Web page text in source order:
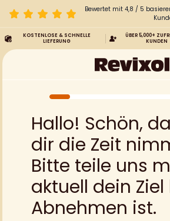
Bewertet mit 4,8 / 5
KOSTENLOSE & SCHNELLE
LIEFERUNG
ÜBER 5,000+
KUNDEN
Hallo! Schön,
dir die Zeit
Bitte teile uns
aktuell dein
Abnehmen ist.